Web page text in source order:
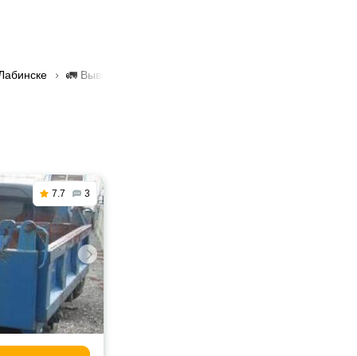
🚛 Вывоз металлолома в Лабинске
7.7 3